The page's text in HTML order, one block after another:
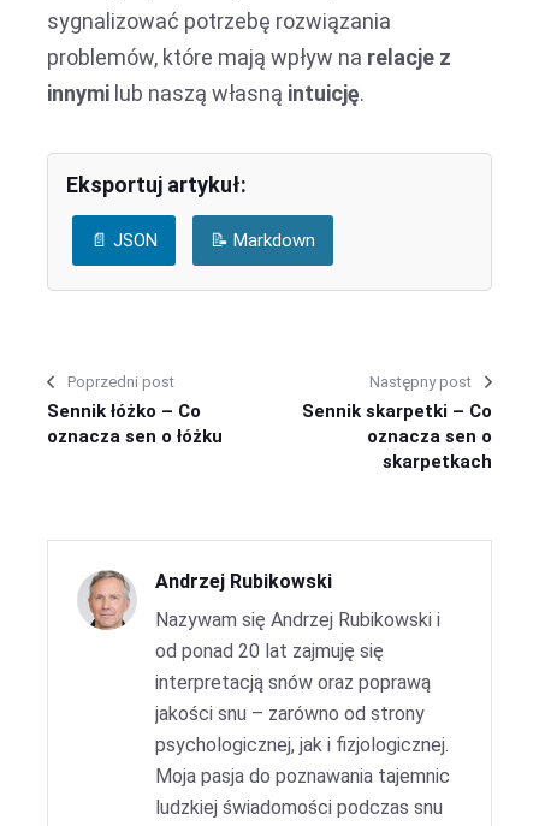
sygnalizować potrzebę rozwiązania
problemów, które mają wpływ na relacje z
innymi lub naszą własną intuicję.
Eksportuj artykuł:
📄 JSON 📝 Markdown
Poprzedni post
Sennik łóżko – Co
oznacza sen o łóżku
Następny post
Sennik skarpetki – Co
oznacza sen o
skarpetkach
Andrzej Rubikowski
Nazywam się Andrzej Rubikowski i
od ponad 20 lat zajmuję się
interpretacją snów oraz poprawą
jakości snu – zarówno od strony
psychologicznej, jak i fizjologicznej.
Moja pasja do poznawania tajemnic
ludzkiej świadomości podczas snu